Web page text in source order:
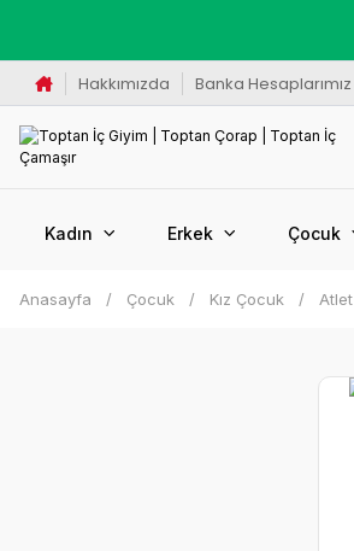
Hakkımızda Banka Hesaplarımız
Kadın Erkek Çocuk
Anasayfa Çocuk Kız Çocuk Atlet